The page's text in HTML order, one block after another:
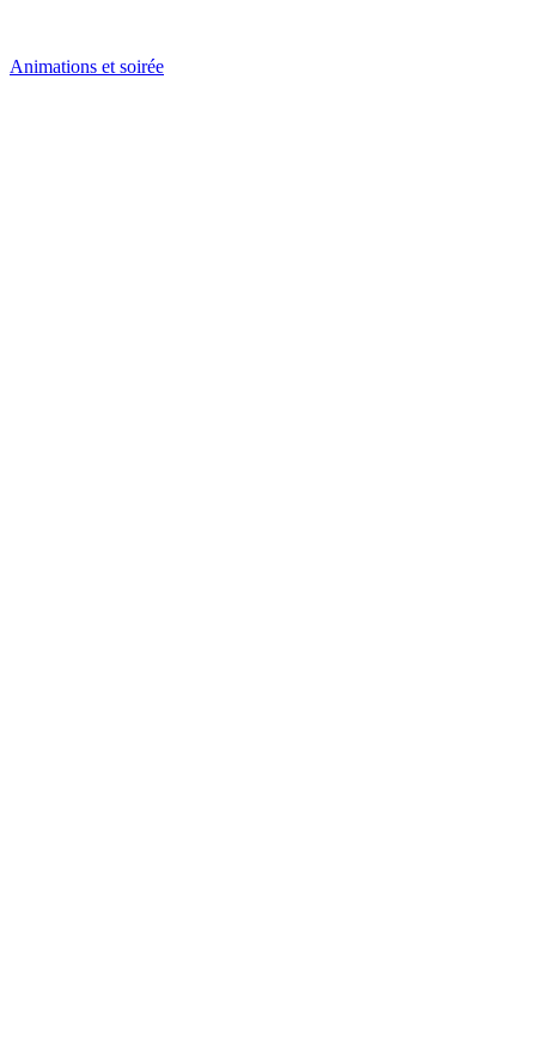
Animations et soirée